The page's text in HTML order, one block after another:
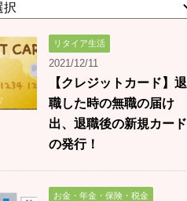
リタイア生活
2021/12/11
【クレジットカード】退
職した時の無職の届け
出、退職後の新規カード
の発行！
お金・年金・保険・税金